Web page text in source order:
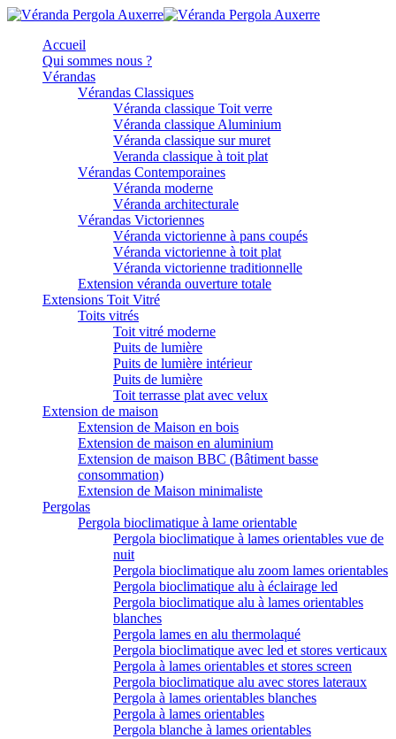
Accueil
Qui sommes nous ?
Vérandas
Vérandas Classiques
Véranda classique Toit verre
Véranda classique Aluminium
Véranda classique sur muret
Veranda classique à toit plat
Vérandas Contemporaines
Véranda moderne
Véranda architecturale
Vérandas Victoriennes
Véranda victorienne à pans coupés
Véranda victorienne à toit plat
Véranda victorienne traditionnelle
Extension véranda ouverture totale
Extensions Toit Vitré
Toits vitrés
Toit vitré moderne
Puits de lumière
Puits de lumière intérieur
Puits de lumière
Toit terrasse plat avec velux
Extension de maison
Extension de Maison en bois
Extension de maison en aluminium
Extension de maison BBC (Bâtiment basse
consommation)
Extension de Maison minimaliste
Pergolas
Pergola bioclimatique à lame orientable
Pergola bioclimatique à lames orientables vue de
nuit
Pergola bioclimatique alu zoom lames orientables
Pergola bioclimatique alu à éclairage led
Pergola bioclimatique alu à lames orientables
blanches
Pergola lames en alu thermolaqué
Pergola bioclimatique avec led et stores verticaux
Pergola à lames orientables et stores screen
Pergola bioclimatique alu avec stores lateraux
Pergola à lames orientables blanches
Pergola à lames orientables
Pergola blanche à lames orientables